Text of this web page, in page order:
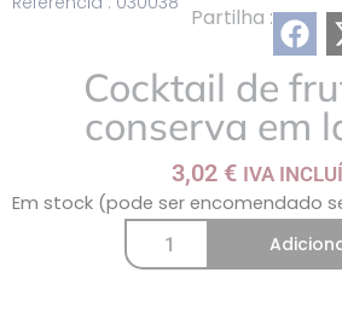
Partilha :
Cocktail de
conserva em
3,02 € IVA
Em stock (pode ser encomendado